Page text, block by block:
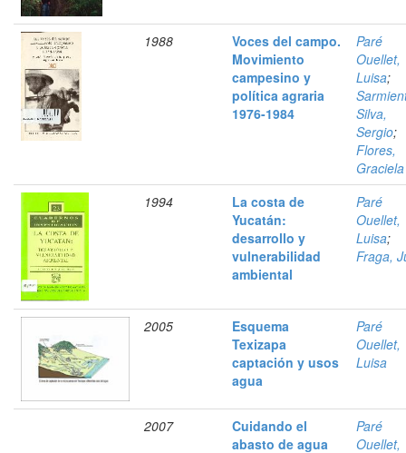
1988
Voces del campo.
Movimiento
campesino y
política agraria
1976-1984
Paré
Ouellet,
Luisa;
Silva,
Sergio;
Flores,
Graciela
1994
La costa de
Yucatán:
desarrollo y
vulnerabilidad
ambiental
Paré
Ouellet,
Luisa;
Fraga,
2005
Esquema
Texizapa
captación y usos
agua
Paré
Ouellet,
Luisa
2007
Cuidando el
abasto de agua
Paré
Ouellet,